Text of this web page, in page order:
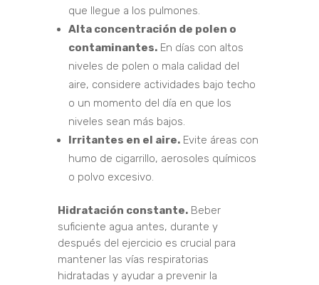
que llegue a los pulmones.
Alta concentración de polen o
contaminantes.En días con altos
niveles de polen o mala calidad del
aire, considere actividades bajo techo
o un momento del día en que los
niveles sean más bajos.
Irritantes en el aire.Evite áreas con
humo de cigarrillo, aerosoles químicos
o polvo excesivo.
Hidratación constante.Beber
suficiente agua antes, durante y
después del ejercicio es crucial para
mantener las vías respiratorias
hidratadas y ayudar a prevenir la